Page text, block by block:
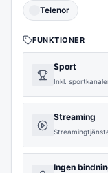
Telenor
FUNKTIONER
Sport
Inkl.
Streaming
Ingen